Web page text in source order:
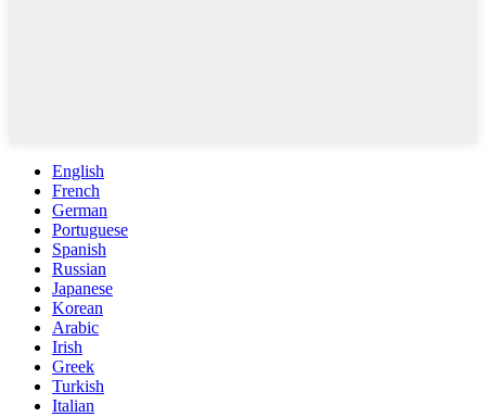
English
French
German
Portuguese
Spanish
Russian
Japanese
Korean
Arabic
Irish
Greek
Turkish
Italian